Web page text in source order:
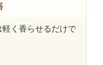
く香らせるだけで